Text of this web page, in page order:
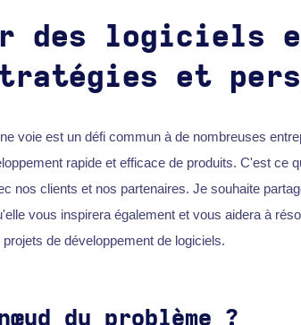
des logiciels
et
voie est un défi commun à de nombreuses
rapide et efficace de produits. C'est ce
nos clients et nos partenaires. Je souhaite
vous inspirera également et vous aidera à
de développement de logiciels.
du problème ?